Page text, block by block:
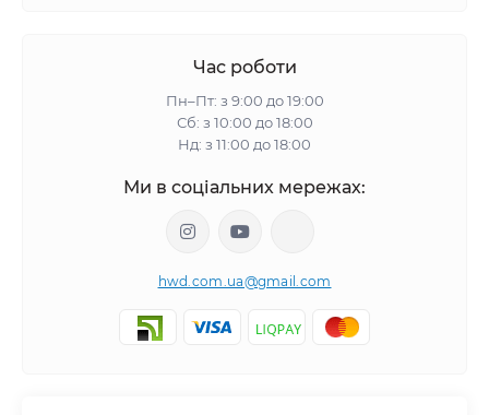
Час роботи
Пн–Пт: з 9:00 до 19:00
Сб: з 10:00 до 18:00
Нд: з 11:00 до 18:00
Ми в соціальних мережах:
hwd.com.ua@gmail.com